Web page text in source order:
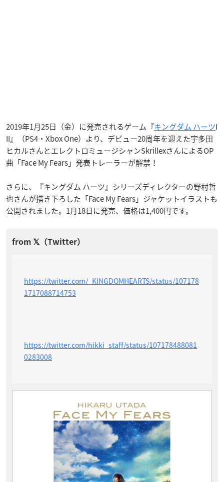
2019年1月25日（金）に発売されるゲーム『キングダム ハーツI
II』（PS4・Xbox One）より、デビュー20周年を迎えた宇多田
ヒカルさんとエレクトロミュージシャンSkrillexさんによるOP
曲「Face My Fears」発表トレーラーが解禁！
さらに、『キングダム ハーツ』シリーズディレクターの野村哲
也さんが描き下ろした「Face My Fears」ジャケットイラストも
公開されました。1月18日に発売、価格は1,400円です。
https://twitter.com/_KINGDOMHEARTS/status/107178
1717088714753
https://twitter.com/hikki_staff/status/107178488081
0283008